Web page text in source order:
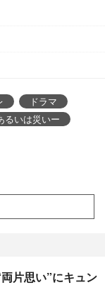
ドラマ
るいは災いー
片思い”にキュン